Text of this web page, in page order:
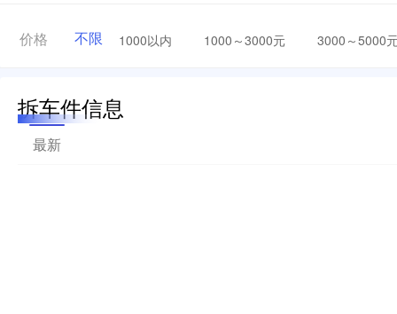
价格 不限 1000以内 1000～3000元 3000～5000
拆车件信息
最新